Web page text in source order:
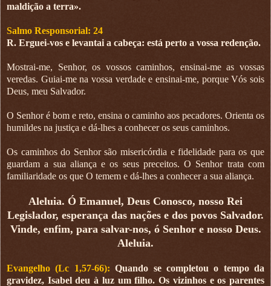
maldição a terra».
Salmo Responsorial: 24
R. Erguei-vos e levantai a cabeça: está perto a vossa redenção.
Mostrai-me, Senhor, os vossos caminhos, ensinai-me as vossas
veredas. Guiai-me na vossa verdade e ensinai-me, porque Vós sois
Deus, meu Salvador.
O Senhor é bom e reto, ensina o caminho aos pecadores. Orienta os
humildes na justiça e dá-lhes a conhecer os seus caminhos.
Os caminhos do Senhor são misericórdia e fidelidade para os que
guardam a sua aliança e os seus preceitos. O Senhor trata com
familiaridade os que O temem e dá-lhes a conhecer a sua aliança.
Aleluia. Ó Emanuel, Deus Conosco, nosso Rei
Legislador, esperança das nações e dos povos Salvador.
Vinde, enfim, para salvar-nos, ó Senhor e nosso Deus.
Aleluia.
Evangelho (Lc 1,57-66):Quando se completou o tempo da
gravidez, Isabel deu à luz um filho. Os vizinhos e os parentes